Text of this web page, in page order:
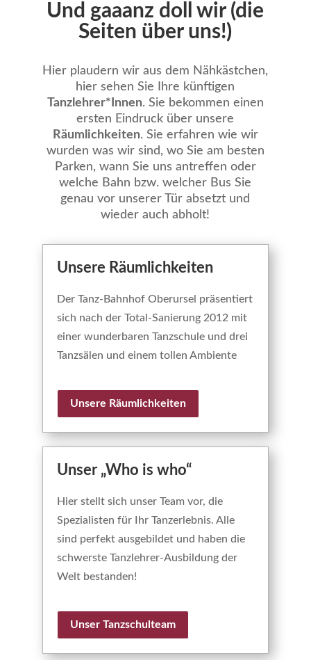
Und gaaanz doll wir (die
Seiten über uns!)
Hier plaudern wir aus dem Nähkästchen,
hier sehen Sie Ihre künftigen
Tanzlehrer*Innen. Sie bekommen einen
ersten Eindruck über unsere
Räumlichkeiten. Sie erfahren wie wir
wurden was wir sind, wo Sie am besten
Parken, wann Sie uns antreffen oder
welche Bahn bzw. welcher Bus Sie
genau vor unserer Tür absetzt und
wieder auch abholt!
Unsere Räumlichkeiten
Der Tanz-Bahnhof Oberursel präsentiert
sich nach der Total-Sanierung 2012 mit
einer wunderbaren Tanzschule und drei
Tanzsälen und einem tollen Ambiente
Unsere Räumlichkeiten
Unser „Who is who“
Hier stellt sich unser Team vor, die
Spezialisten für Ihr Tanzerlebnis. Alle
sind perfekt ausgebildet und haben die
schwerste Tanzlehrer-Ausbildung der
Welt bestanden!
Unser Tanzschulteam